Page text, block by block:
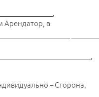
Арендатор, в
– Сторона,